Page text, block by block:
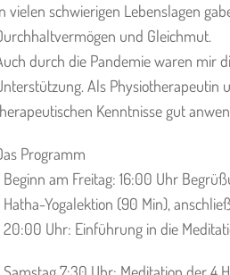
vielen schwierigen Lebenslagen
und Gleichmut.
durch die Pandemie waren mir
Als Physiotherapeutin
Kenntnisse gut
Programm
Beginn am Freitag: 16:00 Uhr
Hatha-Yogalektion (90 Min),
20:00 Uhr: Einführung in die